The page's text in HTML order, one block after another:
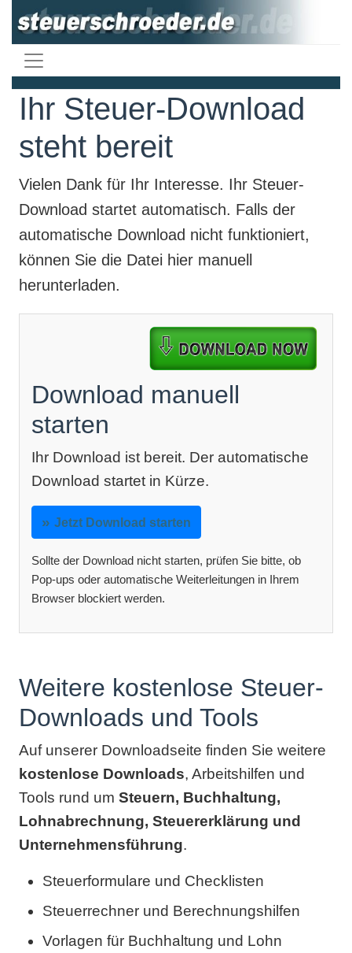
Ihr Steuer-Download
steht bereit
Vielen Dank für Ihr Interesse. Ihr Steuer-
Download startet automatisch. Falls der
automatische Download nicht funktioniert,
können Sie die Datei hier manuell
herunterladen.
Download manuell
starten
Ihr Download ist bereit. Der automatische
Download startet in Kürze.
Jetzt Download starten
Sollte der Download nicht starten, prüfen Sie bitte, ob
Pop-ups oder automatische Weiterleitungen in Ihrem
Browser blockiert werden.
Weitere kostenlose Steuer-
Downloads und Tools
Auf unserer Downloadseite finden Sie weitere
kostenlose Downloads, Arbeitshilfen und
Tools rund um Steuern, Buchhaltung,
Lohnabrechnung, Steuererklärung und
Unternehmensführung.
Steuerformulare und Checklisten
Steuerrechner und Berechnungshilfen
Vorlagen für Buchhaltung und Lohn